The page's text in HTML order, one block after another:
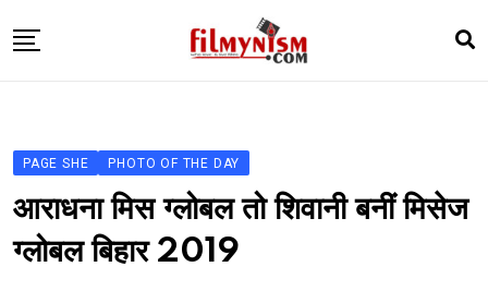
to
TELEVISION
BHOJPURI
NEWS ABTAK
PAGE SHE PHOTO OF THE DAY
आराधना मिस ग्लोबल तो शिवानी बनीं मिसेज
ग्लोबल बिहार 2019